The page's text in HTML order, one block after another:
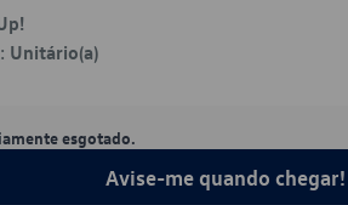
Unitário(a)
esgotado.
Avise-me quando chegar!